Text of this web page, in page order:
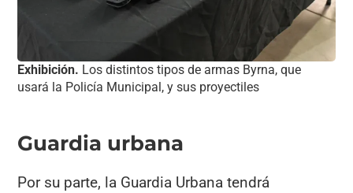
Exhibición. Los distintos tipos de armas Byrna, que
usará la Policía Municipal, y sus proyectiles
Guardia urbana
Por su parte, la Guardia Urbana tendrá